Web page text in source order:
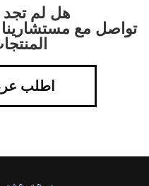
هل لم تجد
تواصل مع
اطلب